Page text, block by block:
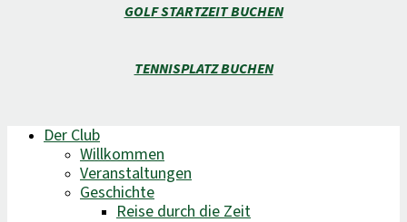
GOLF STARTZEIT BUCHEN
TENNISPLATZ BUCHEN
Der Club
Willkommen
Veranstaltungen
Geschichte
Reise durch die Zeit